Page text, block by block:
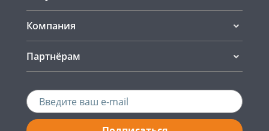
Компания
Партнёрам